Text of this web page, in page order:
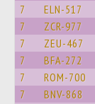
7 ELN-517
7 ZCR-977
7 ZEU-467
7 BFA-272
7 ROM-700
7 BNV-868